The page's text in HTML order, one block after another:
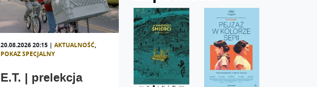
20.08.2026 20:15| AKTUALNOŚĆ,
POKAZ SPECJALNY
E.T. | prelekcja